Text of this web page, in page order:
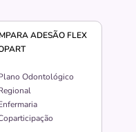
ADESÃO FLEX
Odontológico